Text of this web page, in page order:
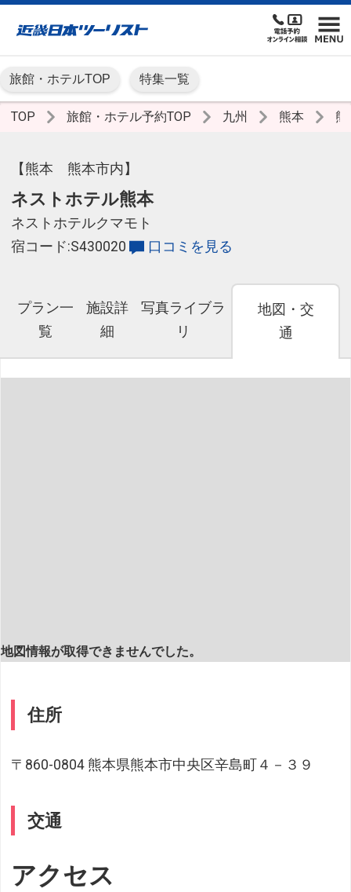
旅館・ホテルTOP 特集一覧
TOP 旅館・ホテル予約TOP 九州 熊本
【熊本 熊本市内】
ネストホテル熊本
ネストホテルクマモト
宿コード:S430020
口コミを見る
プラン一
覧
施設詳
細
写真ライブラ
リ
地図・交
通
地図情報が取得できませんでした。
住所
〒860-0804 熊本県熊本市中央区辛島町４－３９
交通
アクセス